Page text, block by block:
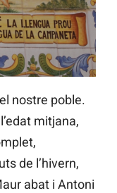
nostre poble.
mitjana,
de l’hivern,
abat i Antoni